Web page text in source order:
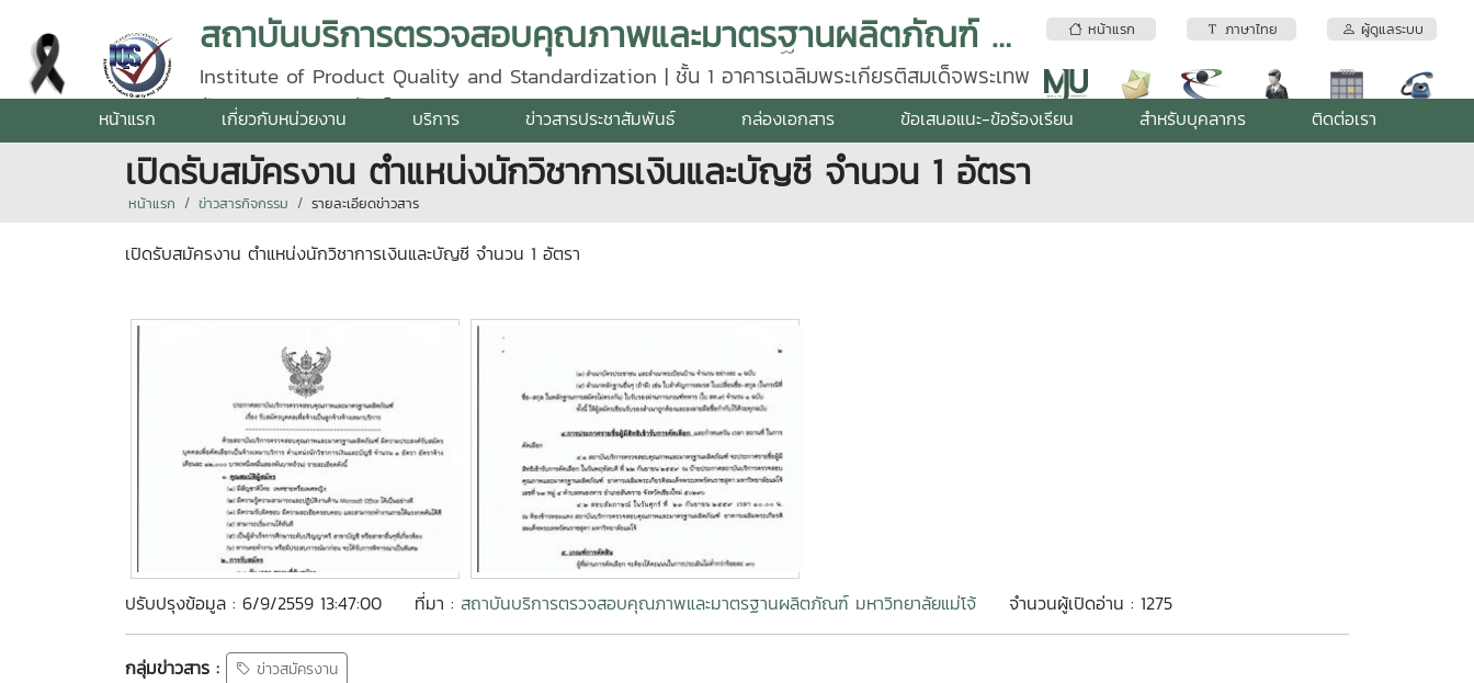
หน้าแรก ภาษาไทย ผู้ดูแลระบบ
สถาบันบริการตรวจสอบคุณภาพและมาตรฐานผลิตภัณฑ์ มหาวิทยาลัยแม่โจ้
Institute of Product Quality and Standardization | ชั้น 1 อาคารเฉลิมพระเกียรติสมเด็จพระเทพ
รัตนราชสุดา | โทรศัพท์ 0 5387 5640
หน้าแรก เกี่ยวกับหน่วยงาน บริการ ข่าวสารประชาสัมพันธ์ กล่องเอกสาร ข้อเสนอแนะ-ข้อร้องเรียน สำหรับบุคลากร ติดต่อเรา
เปิดรับสมัครงาน ตำแหน่งนักวิชาการเงินและบัญชี จำนวน 1 อัตรา
หน้าแรก ข่าวสารกิจกรรม รายละเอียดข่าวสาร
เปิดรับสมัครงาน ตำแหน่งนักวิชาการเงินและบัญชี จำนวน 1 อัตรา
ปรับปรุงข้อมูล : 6/9/2559 13:47:00 ที่มา : สถาบันบริการตรวจสอบคุณภาพและมาตรฐานผลิตภัณฑ์ มหาวิทยาลัยแม่โจ้ จำนวนผู้เปิดอ่าน : 1275
กลุ่มข่าวสาร : ข่าวสมัครงาน